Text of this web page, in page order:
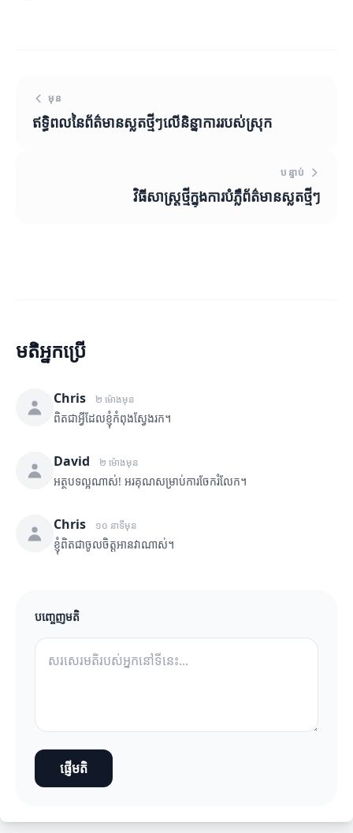
មុន
ឥទ្ធិពលនៃព័ត៌មានស្លតថ្មីៗលើនិន្នាការរបស់ស្រុក
បន្ទាប់
វិធីសាស្ត្រថ្មីក្នុងការបំភ្លឺព័ត៌មានស្លតថ្មីៗ
មតិអ្នកប្រើ
Chris ២ ម៉ោងមុន
ពិតជាអ្វីដែលខ្ញុំកំពុងស្វែងរក។
David ២ ម៉ោងមុន
អត្ថបទល្អណាស់! អរគុណសម្រាប់ការចែករំលែក។
Chris ១០ នាទីមុន
ខ្ញុំពិតជាចូលចិត្តអានវាណាស់។
បញ្ចេញមតិ
ផ្ញើមតិ